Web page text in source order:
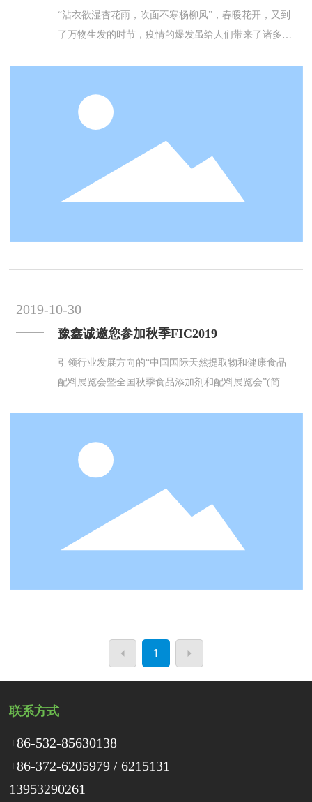
“沾衣欲湿杏花雨，吹面不寒杨柳风”，春暖花开，又到
了万物生发的时节，疫情的爆发虽给人们带来了诸多不
儿，让生活更“醇”更“甜”。
2019-10-30
豫鑫诚邀您参加秋季FIC2019
引领行业发展方向的“中国国际天然提取物和健康食品
配料展览会暨全国秋季食品添加剂和配料展览会”(简称F
将于2019年11月14-16日在广州广交会琶洲展馆B区9.1和
10.1展馆举行。本届展会有400多家参展商参展，展出规
模达20000多平方米。为更好地推动天然提取物、功能
性健康食品配料新产品、新技术的应用，本届展览会新
设“天然提取物、功能性健康食品配料新产品、新技术
推广展区”。豫鑫科技诚邀您亲临现场共襄盛会。
1
联系方式
+86-532-85630138
+86-372-6205979 /6215131
13953290261